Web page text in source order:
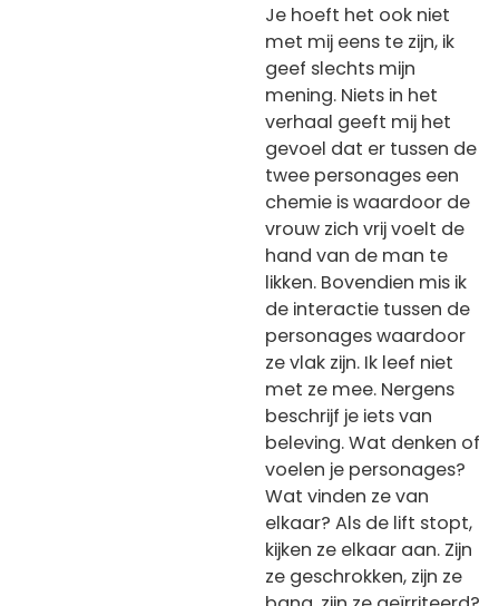
Je hoeft het ook niet
met mij eens te zijn, ik
geef slechts mijn
mening. Niets in het
verhaal geeft mij het
gevoel dat er tussen de
twee personages een
chemie is waardoor de
vrouw zich vrij voelt de
hand van de man te
likken. Bovendien mis ik
de interactie tussen de
personages waardoor
ze vlak zijn. Ik leef niet
met ze mee. Nergens
beschrijf je iets van
beleving. Wat denken of
voelen je personages?
Wat vinden ze van
elkaar? Als de lift stopt,
kijken ze elkaar aan. Zijn
ze geschrokken, zijn ze